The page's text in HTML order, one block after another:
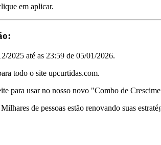
em aplicar.
2025 até as 23:59 de 05/01/2026.
todo o site upcurtidas.com.
para usar no nosso novo "Combo de
Milhares de pessoas estão renovando suas